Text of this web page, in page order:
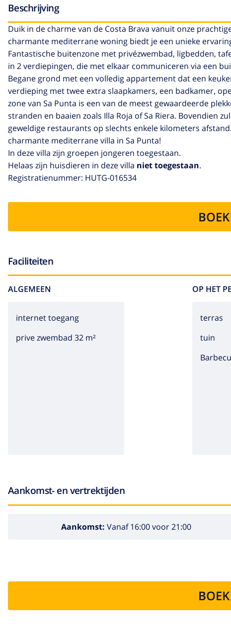
Beschrijving
Duik in de charme van de Costa Brava vanuit onze
charmante mediterrane woning biedt je een unieke
Fantastische buitenzone met privézwembad, ligbedden,
in 2 verdiepingen, die met elkaar communiceren via een
Begane grond met een volledig appartement dat een
verdieping met twee extra slaapkamers, een badkamer,
zone van Sa Punta is een van de meest gewaardeerde
stranden en baaien zoals Illa Roja of Sa Riera. Bovendien
geweldige restaurants op slechts enkele kilometers
charmante mediterrane villa in Sa Punta!
In deze villa zijn groepen jongeren toegestaan.
Helaas zijn huisdieren in deze villa niet toegestaan.
Registratienummer: HUTG-016534
Faciliteiten
ALGEMEEN
internet toegang
prive zwembad 32 m²
OP HET
terras
tuin
Aankomst- en vertrektijden
Aankomst: Vanaf 16:00 voor 21:00